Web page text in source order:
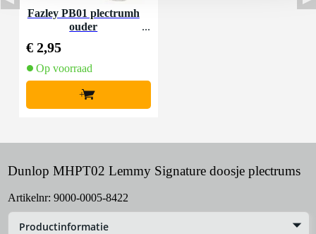
Fazley PB01 plectrumh
ouder
€ 2,95
Op voorraad
+
Dunlop MHPT02 Lemmy Signature doosje plectrums
Artikelnr: 9000-0005-8422
Productinformatie